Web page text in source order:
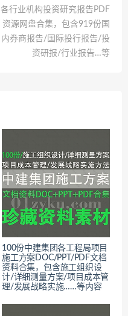
各行业机构投资研究报告PDF
资源网盘合集，包含919份国
内券商报告/国际投行报告/投
资研报/行业报告…等
100份中建集团各工程局项目
施工方案DOC/PPT/PDF文档
资料合集，包含施工组织设
计/详细测量方案/项目成本管
理/发展战略实施……等内容